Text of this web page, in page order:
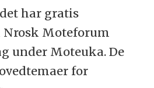
har gratis
Moteforum
under Moteuka. De
for